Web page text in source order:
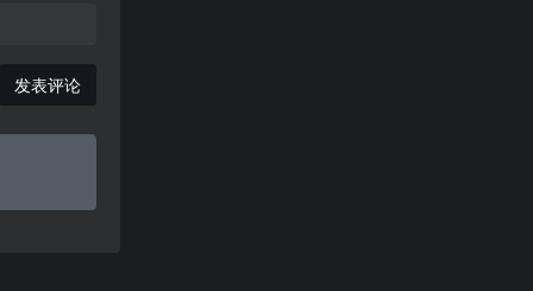
发表评论